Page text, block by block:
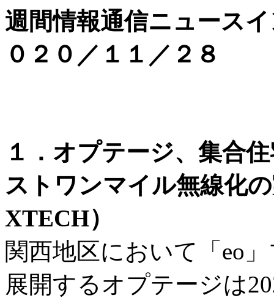
週間情報通信ニュース
０２０／１１／２８
１．オプテージ、集合
ストワンマイル無線化
XTECH）
関西地区において「eo
展開するオプテージは